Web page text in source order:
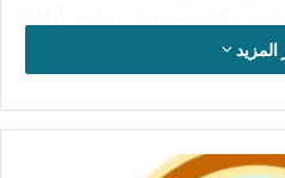
مختلف ملفات الفيديو من
وغير ذلك ؛ فيتيح لك إمكانية
من ملفات من اختيارك ، وبالتالي
تلك القائمة بشكل متتالي. كما
الأديو إلى ملفات وعرضها على
المزيد